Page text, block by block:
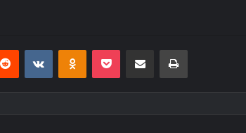
Reddit VKontakteOdnoklassniki
Pocket E-Posta ile paylaş Yazdır